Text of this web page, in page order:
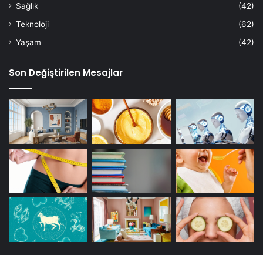
Sağlık
(42)
Teknoloji
(62)
Yaşam
(42)
Son Değiştirilen Mesajlar